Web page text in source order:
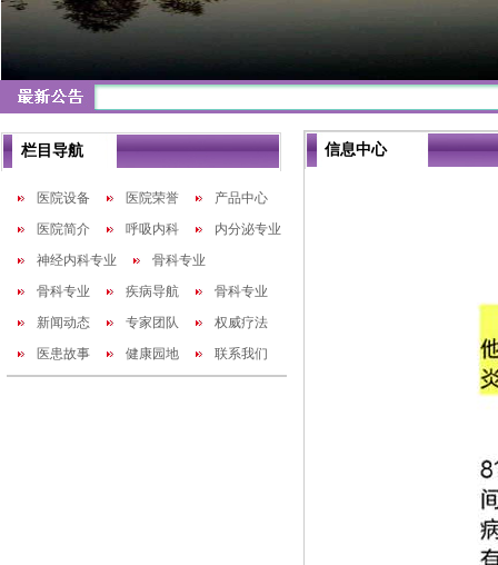
栏目导航
医院设备 医院荣誉
产品中心
医院简介
呼吸内科
内分泌专业
神经内科专业
骨科专业
骨科专业
疾病导航
骨科专业
新闻动态
专家团队
权威疗法
医患故事
健康园地 联系我们
信息中心